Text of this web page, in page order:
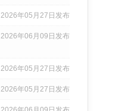
2026年05月27日发布
2026年06月09日发布
2026年05月27日发布
2026年05月27日发布